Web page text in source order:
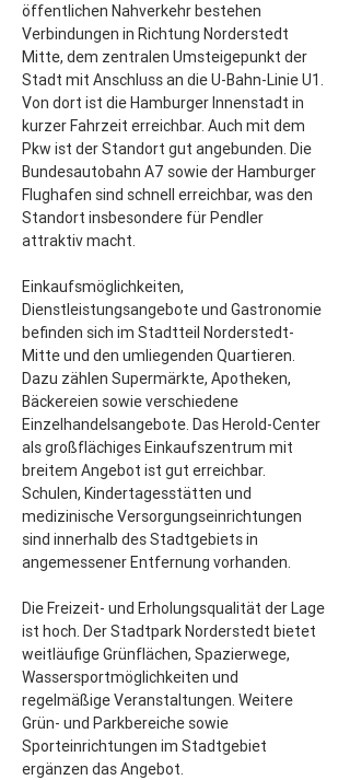
öffentlichen Nahverkehr bestehen
Verbindungen in Richtung Norderstedt
Mitte, dem zentralen Umsteigepunkt der
Stadt mit Anschluss an die U-Bahn-Linie U1.
Von dort ist die Hamburger Innenstadt in
kurzer Fahrzeit erreichbar. Auch mit dem
Pkw ist der Standort gut angebunden. Die
Bundesautobahn A7 sowie der Hamburger
Flughafen sind schnell erreichbar, was den
Standort insbesondere für Pendler
attraktiv macht.
Einkaufsmöglichkeiten,
Dienstleistungsangebote und Gastronomie
befinden sich im Stadtteil Norderstedt-
Mitte und den umliegenden Quartieren.
Dazu zählen Supermärkte, Apotheken,
Bäckereien sowie verschiedene
Einzelhandelsangebote. Das Herold-Center
als großflächiges Einkaufszentrum mit
breitem Angebot ist gut erreichbar.
Schulen, Kindertagesstätten und
medizinische Versorgungseinrichtungen
sind innerhalb des Stadtgebiets in
angemessener Entfernung vorhanden.
Die Freizeit- und Erholungsqualität der Lage
ist hoch. Der Stadtpark Norderstedt bietet
weitläufige Grünflächen, Spazierwege,
Wassersportmöglichkeiten und
regelmäßige Veranstaltungen. Weitere
Grün- und Parkbereiche sowie
Sporteinrichtungen im Stadtgebiet
ergänzen das Angebot.